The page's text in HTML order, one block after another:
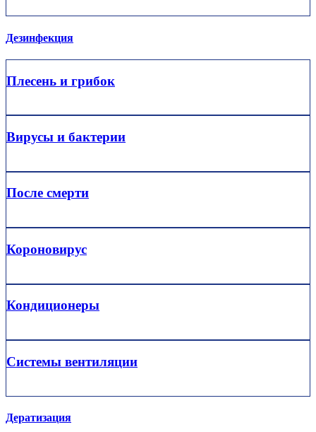
Дезинфекция
Плесень и грибок
Вирусы и бактерии
После смерти
Короновирус
Кондиционеры
Системы вентиляции
Дератизация